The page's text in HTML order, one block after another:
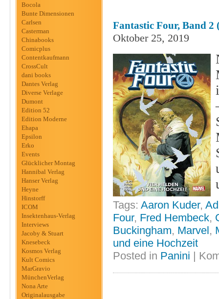
Bocola
Bunte Dimensionen
Carlsen
Casterman
Chinabooks
Comicplus
Contentkaufmann
CrossCult
dani books
Dantes Verlag
Diverse Verlage
Dumont
Edition 52
Edition Moderne
Ehapa
Epsilon
Erko
Events
Glücklicher Montag
Hannibal Verlag
Hanser Verlag
Heyne
Hinstorff
ICOM
Insektenhaus-Verlag
Interviews
Jacoby & Stuart
Knesebeck
Kosmos Verlag
Kult Comics
MarGravio
MünchenVerlag
Nona Arte
Originalausgabe
Fantastic Four, Band 2
Oktober 25, 2019
Tags: Aaron Kuder,
Four, Fred Hembeck,
Buckingham, Marvel,
und eine Hochzeit
Posted in Panini |